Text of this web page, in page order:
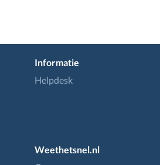
Informatie
Helpdesk
Weethetsnel.nl